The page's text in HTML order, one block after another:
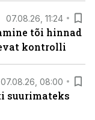
07.08.26, 11:24
tõi hinnad
kontrolli
07.08.26, 08:00
suurimateks